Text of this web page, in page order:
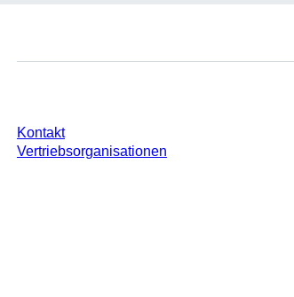
Kontakt
Vertriebsorganisationen